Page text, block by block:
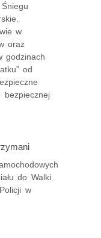
w
oraz
godzinach
od
bezpiecznej
do Walki
w